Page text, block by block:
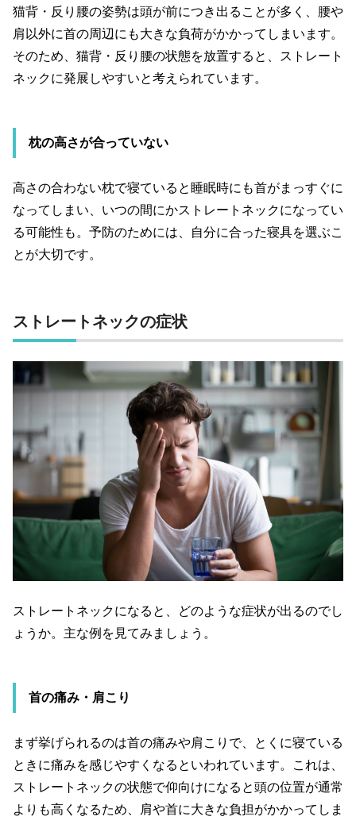
猫背・反り腰の姿勢は頭が前につき出ることが多く、腰や
肩以外に首の周辺にも大きな負荷がかかってしまいます。
そのため、猫背・反り腰の状態を放置すると、ストレート
ネックに発展しやすいと考えられています。
枕の高さが合っていない
高さの合わない枕で寝ていると睡眠時にも首がまっすぐに
なってしまい、いつの間にかストレートネックになってい
る可能性も。予防のためには、自分に合った寝具を選ぶこ
とが大切です。
ストレートネックの症状
ストレートネックになると、どのような症状が出るのでし
ょうか。主な例を見てみましょう。
首の痛み・肩こり
まず挙げられるのは首の痛みや肩こりで、とくに寝ている
ときに痛みを感じやすくなるといわれています。これは、
ストレートネックの状態で仰向けになると頭の位置が通常
よりも高くなるため、肩や首に大きな負担がかかってしま